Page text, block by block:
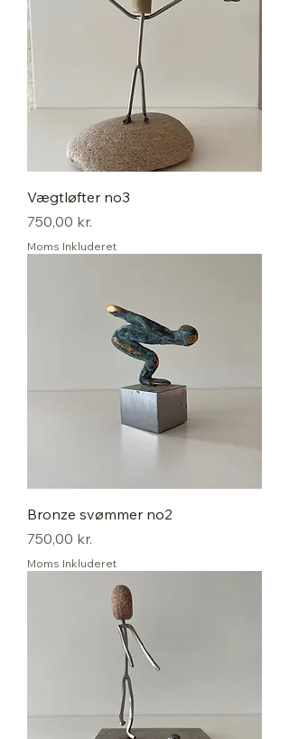
Vægtløfter no3
Pris
750,00 kr.
Moms Inkluderet
Bronze svømmer no2
Pris
750,00 kr.
Moms Inkluderet